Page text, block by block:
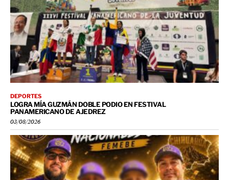
DEPORTES
LOGRA MÍA GUZMÁN DOBLE PODIO EN FESTIVAL
PANAMERICANO DE AJEDREZ
03/08/2026